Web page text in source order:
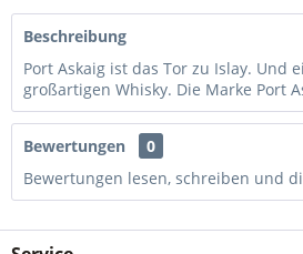
Beschreibung
Port Askaig ist das Tor zu Islay. Und
großartigen Whisky. Die Marke Port
Bewertungen
0
Bewertungen lesen, schreiben und